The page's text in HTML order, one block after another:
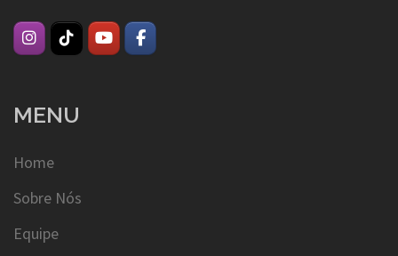
MENU
Home
Sobre Nós
Equipe